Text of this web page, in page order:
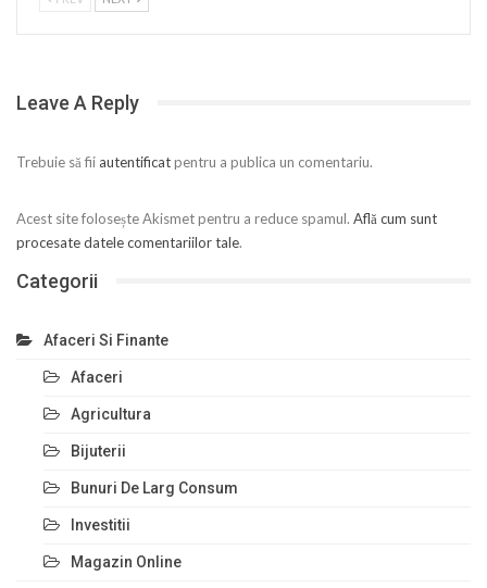
Leave A Reply
Trebuie să fii autentificatpentru a publica un comentariu.
Acest site folosește Akismet pentru a reduce spamul. Află cum sunt
procesate datele comentariilor tale.
Categorii
Afaceri Si Finante
Afaceri
Agricultura
Bijuterii
Bunuri De Larg Consum
Investitii
Magazin Online